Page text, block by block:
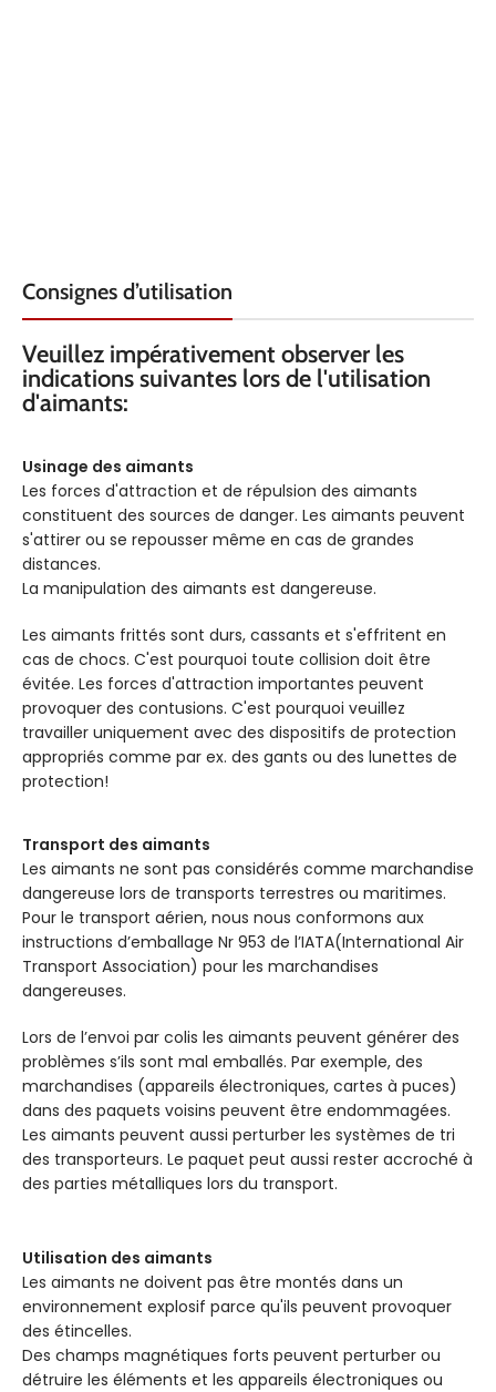
LOCALISATION FORCE KG
AXE
D'AIMANTATION
Consignes d’utilisation
Veuillez impérativement observer les
indications suivantes lors de l'utilisation
d'aimants:
Usinage des aimants
Les forces d'attraction et de répulsion des aimants
constituent des sources de danger. Les aimants peuvent
s'attirer ou se repousser même en cas de grandes
distances.
La manipulation des aimants est dangereuse.
Les aimants frittés sont durs, cassants et s'effritent en
cas de chocs. C'est pourquoi toute collision doit être
évitée. Les forces d'attraction importantes peuvent
provoquer des contusions. C'est pourquoi veuillez
travailler uniquement avec des dispositifs de protection
appropriés comme par ex. des gants ou des lunettes de
protection!
Transport des aimants
Les aimants ne sont pas considérés comme marchandise
dangereuse lors de transports terrestres ou maritimes.
Pour le transport aérien, nous nous conformons aux
instructions d’emballage Nr 953 de l’IATA(International Air
Transport Association) pour les marchandises
dangereuses.
Lors de l’envoi par colis les aimants peuvent générer des
problèmes s’ils sont mal emballés. Par exemple, des
marchandises (appareils électroniques, cartes à puces)
dans des paquets voisins peuvent être endommagées.
Les aimants peuvent aussi perturber les systèmes de tri
des transporteurs. Le paquet peut aussi rester accroché à
des parties métalliques lors du transport.
Utilisation des aimants
Les aimants ne doivent pas être montés dans un
environnement explosif parce qu'ils peuvent provoquer
des étincelles.
Des champs magnétiques forts peuvent perturber ou
détruire les éléments et les appareils électroniques ou